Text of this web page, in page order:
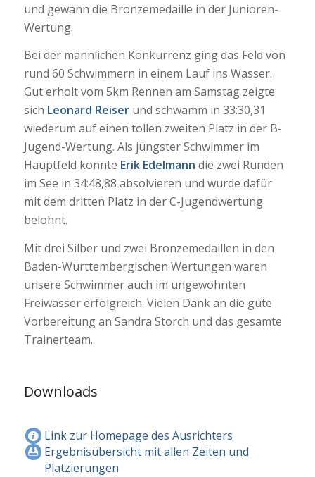
und gewann die Bronzemedaille in der Junioren-
Wertung.
Bei der männlichen Konkurrenz ging das Feld von
rund 60 Schwimmern in einem Lauf ins Wasser.
Gut erholt vom 5km Rennen am Samstag zeigte
sich Leonard Reiser und schwamm in 33:30,31
wiederum auf einen tollen zweiten Platz in der B-
Jugend-Wertung. Als jüngster Schwimmer im
Hauptfeld konnte Erik Edelmann die zwei Runden
im See in 34:48,88 absolvieren und wurde dafür
mit dem dritten Platz in der C-Jugendwertung
belohnt.
Mit drei Silber und zwei Bronzemedaillen in den
Baden-Württembergischen Wertungen waren
unsere Schwimmer auch im ungewohnten
Freiwasser erfolgreich. Vielen Dank an die gute
Vorbereitung an Sandra Storch und das gesamte
Trainerteam.
Downloads
Link zur Homepage des Ausrichters
Ergebnisübersicht mit allen Zeiten und
Platzierungen